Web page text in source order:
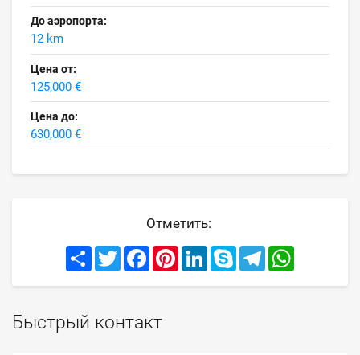
До аэропорта:
12 km
Цена от:
125,000 €
Цена до:
630,000 €
Отметить:
Share TwitterFacebookPinterestLinkedInSkype Telegram
Быстрый контакт